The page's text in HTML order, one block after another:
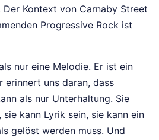
Der Kontext von Carnaby Street
Progressive Rock ist
nur eine Melodie. Er ist ein
erinnert uns daran, dass
als nur Unterhaltung. Sie
sie kann Lyrik sein, sie kann ein
gelöst werden muss. Und